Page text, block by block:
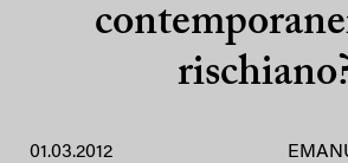
01.03.2012